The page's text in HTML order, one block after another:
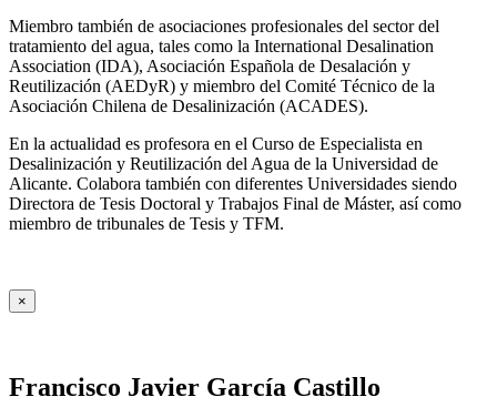
Miembro también de asociaciones profesionales del sector del
tratamiento del agua, tales como la International Desalination
Association (IDA), Asociación Española de Desalación y
Reutilización (AEDyR) y miembro del Comité Técnico de la
Asociación Chilena de Desalinización (ACADES).
En la actualidad es profesora en el Curso de Especialista en
Desalinización y Reutilización del Agua de la Universidad de
Alicante. Colabora también con diferentes Universidades siendo
Directora de Tesis Doctoral y Trabajos Final de Máster, así como
miembro de tribunales de Tesis y TFM.
×
Francisco Javier García Castillo